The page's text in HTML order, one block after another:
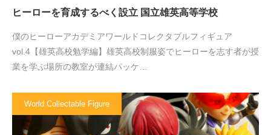
ヒーローを育成するべく設立 国立雄英高等学校
僕のヒーローアカデミアワールドコレクタブルフィギュア
vol.4【雄英高校勉学編】雄英高校制服姿でヒーローを志す者が授
業を学ぶ場所の教室が連結パッケ…
World Collectable Figure